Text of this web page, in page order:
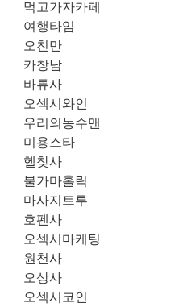
먹고가자카페
여행타임
오친만
카창남
바튜사
오섹시와인
우리의농수맨
미용스타
헬찾사
불가마홀릭
마사지트루
호펜사
오섹시마케팅
원천사
오상사
오섹시코인